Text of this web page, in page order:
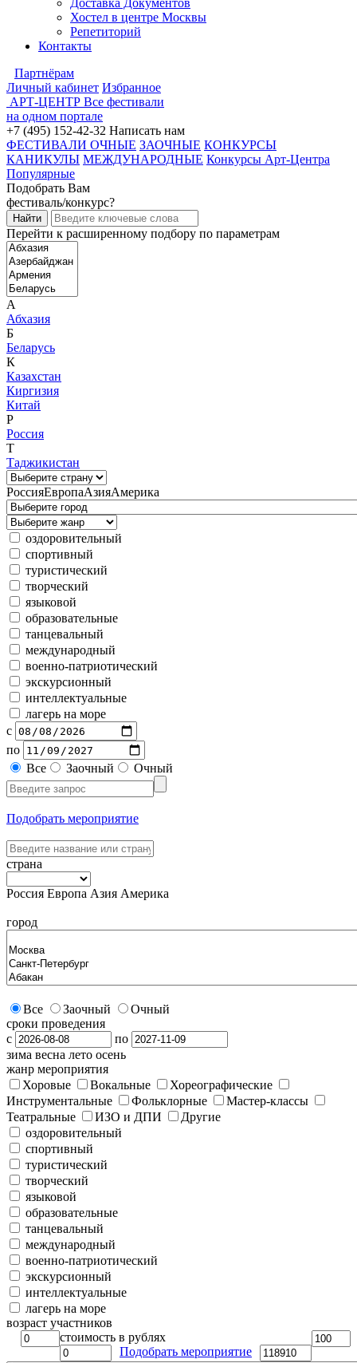
Доставка Документов
Хостел в центре Москвы
Репетиторий
Контакты
Партнёрам
Личный кабинет Избранное
АРТ-ЦЕНТР Все фестивали
на одном портале
+7 (495) 152-42-32 Написать нам
ФЕСТИВАЛИ ОЧНЫЕ ЗАОЧНЫЕ КОНКУРСЫ
КАНИКУЛЫ МЕЖДУНАРОДНЫЕ Конкурсы Арт-Центра
Популярные
Подобрать Вам
фестиваль/конкурс?
Перейти к расширенному подбору по параметрам
А
Абхазия
Б
Беларусь
К
Казахстан
Киргизия
Китай
Р
Россия
Т
Таджикистан
РоссияЕвропаАзияАмерика
оздоровительный
спортивный
туристический
творческий
языковой
образовательные
танцевальный
международный
военно-патриотический
экскурсионный
интеллектуальные
лагерь на море
с
по
Все
Заочный Очный
Подобрать мероприятие
страна
Россия Европа Азия Америка
город
Все Заочный
Очный
сроки проведения
с
по
зима весна лето осень
жанр мероприятия
Хоровые
Вокальные
Хореографические
Инструментальные
Фольклорные
Мастер-классы
Театральные
ИЗО и ДПИ
Другие
оздоровительный
спортивный
туристический
творческий
языковой
образовательные
танцевальный
международный
военно-патриотический
экскурсионный
интеллектуальные
лагерь на море
возраст участников
стоимость в рублях
Подобрать мероприятие